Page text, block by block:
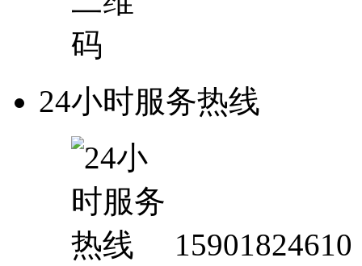
24小时服务热线
15901824610